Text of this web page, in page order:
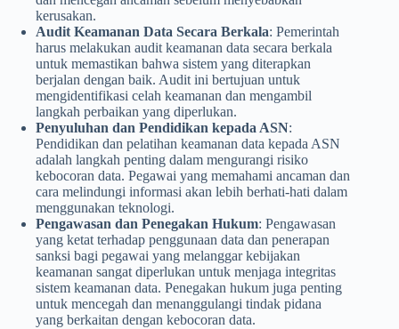
kerusakan.
Audit Keamanan Data Secara Berkala: Pemerintah
harus melakukan audit keamanan data secara berkala
untuk memastikan bahwa sistem yang diterapkan
berjalan dengan baik. Audit ini bertujuan untuk
mengidentifikasi celah keamanan dan mengambil
langkah perbaikan yang diperlukan.
Penyuluhan dan Pendidikan kepada ASN:
Pendidikan dan pelatihan keamanan data kepada ASN
adalah langkah penting dalam mengurangi risiko
kebocoran data. Pegawai yang memahami ancaman dan
cara melindungi informasi akan lebih berhati-hati dalam
menggunakan teknologi.
Pengawasan dan Penegakan Hukum: Pengawasan
yang ketat terhadap penggunaan data dan penerapan
sanksi bagi pegawai yang melanggar kebijakan
keamanan sangat diperlukan untuk menjaga integritas
sistem keamanan data. Penegakan hukum juga penting
untuk mencegah dan menanggulangi tindak pidana
yang berkaitan dengan kebocoran data.